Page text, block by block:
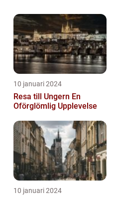
10 januari 2024
Resa till Ungern En
Oförglömlig Upplevelse
10 januari 2024